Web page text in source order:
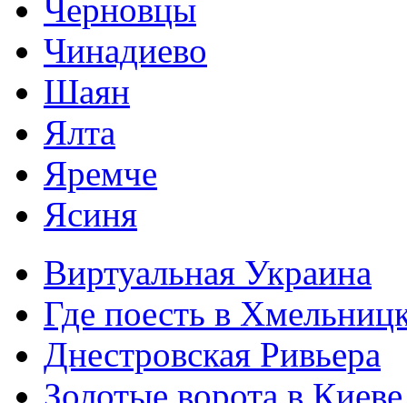
Черновцы
Чинадиево
Шаян
Ялта
Яремче
Ясиня
Виртуальная Украина
Где поесть в
Днестровская Ривьера